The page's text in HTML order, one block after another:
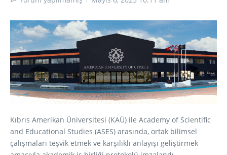
Kıbrıs Amerikan Üniversitesi (KAÜ) ile Academy of Scientific
and Educational Studies (ASES) arasında, ortak bilimsel
çalışmaları teşvik etmek ve karşılıklı anlayışı geliştirmek